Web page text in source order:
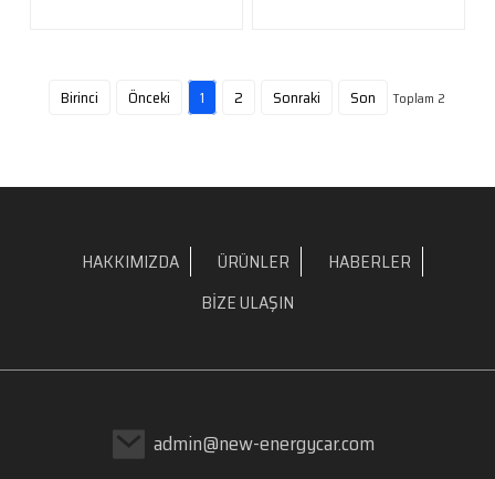
Birinci Önceki 1 2 Sonraki Son Toplam 2
HAKKIMIZDA ÜRÜNLER
HABERLER
BIZE ULAŞIN
admin@new-energycar.com